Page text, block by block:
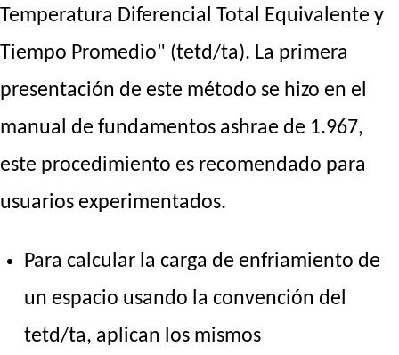
Temperatura Diferencial Total Equivalente y
Tiempo Promedio" (tetd/ta). La primera
presentación de este método se hizo en el
manual de fundamentos ashrae de 1.967,
este procedimiento es recomendado para
usuarios experimentados.
Para calcular la carga de enfriamiento de
un espacio usando la convención del
tetd/ta, aplican los mismos